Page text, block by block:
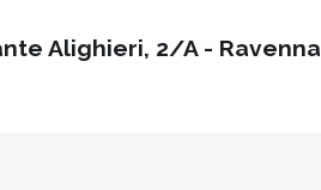
Alighieri, 2/A - Ravenna